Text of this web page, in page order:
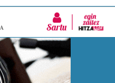
Sartu